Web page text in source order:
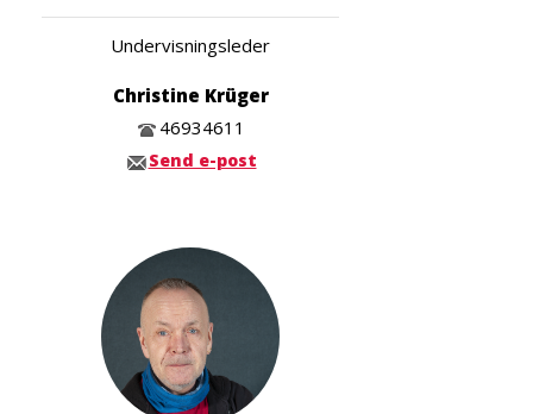
Undervisningsleder
Christine Krüger
46934611
Send e-post